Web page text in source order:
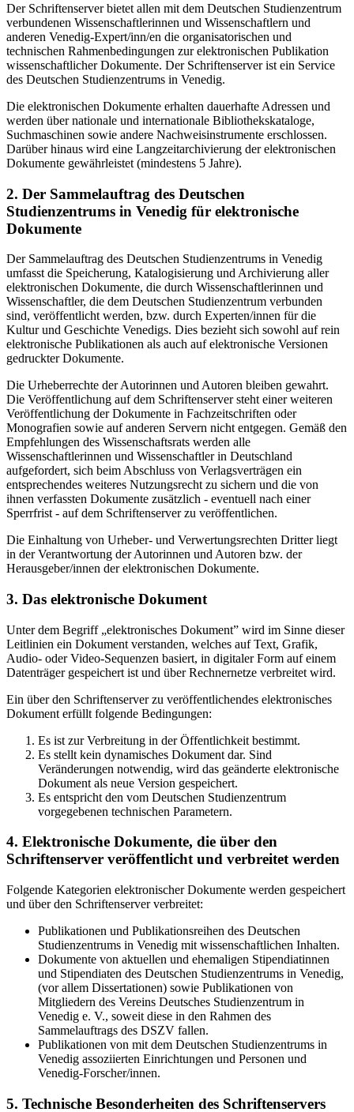
Der Schriftenserver bietet allen mit dem Deutschen Studienzentrum
verbundenen Wissenschaftlerinnen und Wissenschaftlern und
anderen Venedig-Expert/inn/en die organisatorischen und
technischen Rahmenbedingungen zur elektronischen Publikation
wissenschaftlicher Dokumente. Der Schriftenserver ist ein Service
des Deutschen Studienzentrums in Venedig.
Die elektronischen Dokumente erhalten dauerhafte Adressen und
werden über nationale und internationale Bibliothekskataloge,
Suchmaschinen sowie andere Nachweisinstrumente erschlossen.
Darüber hinaus wird eine Langzeitarchivierung der elektronischen
Dokumente gewährleistet (mindestens 5 Jahre).
2. Der Sammelauftrag des Deutschen
Studienzentrums in Venedig für elektronische
Dokumente
Der Sammelauftrag des Deutschen Studienzentrums in Venedig
umfasst die Speicherung, Katalogisierung und Archivierung aller
elektronischen Dokumente, die durch Wissenschaftlerinnen und
Wissenschaftler, die dem Deutschen Studienzentrum verbunden
sind, veröffentlicht werden, bzw. durch Experten/innen für die
Kultur und Geschichte Venedigs. Dies bezieht sich sowohl auf rein
elektronische Publikationen als auch auf elektronische Versionen
gedruckter Dokumente.
Die Urheberrechte der Autorinnen und Autoren bleiben gewahrt.
Die Veröffentlichung auf dem Schriftenserver steht einer weiteren
Veröffentlichung der Dokumente in Fachzeitschriften oder
Monografien sowie auf anderen Servern nicht entgegen. Gemäß den
Empfehlungen des Wissenschaftsrats werden alle
Wissenschaftlerinnen und Wissenschaftler in Deutschland
aufgefordert, sich beim Abschluss von Verlagsverträgen ein
entsprechendes weiteres Nutzungsrecht zu sichern und die von
ihnen verfassten Dokumente zusätzlich - eventuell nach einer
Sperrfrist - auf dem Schriftenserver zu veröffentlichen.
Die Einhaltung von Urheber- und Verwertungsrechten Dritter liegt
in der Verantwortung der Autorinnen und Autoren bzw. der
Herausgeber/innen der elektronischen Dokumente.
3. Das elektronische Dokument
Unter dem Begriff „elektronisches Dokument” wird im Sinne dieser
Leitlinien ein Dokument verstanden, welches auf Text, Grafik,
Audio- oder Video-Sequenzen basiert, in digitaler Form auf einem
Datenträger gespeichert ist und über Rechnernetze verbreitet wird.
Ein über den Schriftenserver zu veröffentlichendes elektronisches
Dokument erfüllt folgende Bedingungen:
Es ist zur Verbreitung in der Öffentlichkeit bestimmt.
Es stellt kein dynamisches Dokument dar. Sind
Veränderungen notwendig, wird das geänderte elektronische
Dokument als neue Version gespeichert.
Es entspricht den vom Deutschen Studienzentrum
vorgegebenen technischen Parametern.
4. Elektronische Dokumente, die über den
Schriftenserver veröffentlicht und verbreitet werden
Folgende Kategorien elektronischer Dokumente werden gespeichert
und über den Schriftenserver verbreitet:
Publikationen und Publikationsreihen des Deutschen
Studienzentrums in Venedig mit wissenschaftlichen Inhalten.
Dokumente von aktuellen und ehemaligen Stipendiatinnen
und Stipendiaten des Deutschen Studienzentrums in Venedig,
(vor allem Dissertationen) sowie Publikationen von
Mitgliedern des Vereins Deutsches Studienzentrum in
Venedig e. V., soweit diese in den Rahmen des
Sammelauftrags des DSZV fallen.
Publikationen von mit dem Deutschen Studienzentrums in
Venedig assoziierten Einrichtungen und Personen und
Venedig-Forscher/innen.
5. Technische Besonderheiten des Schriftenservers